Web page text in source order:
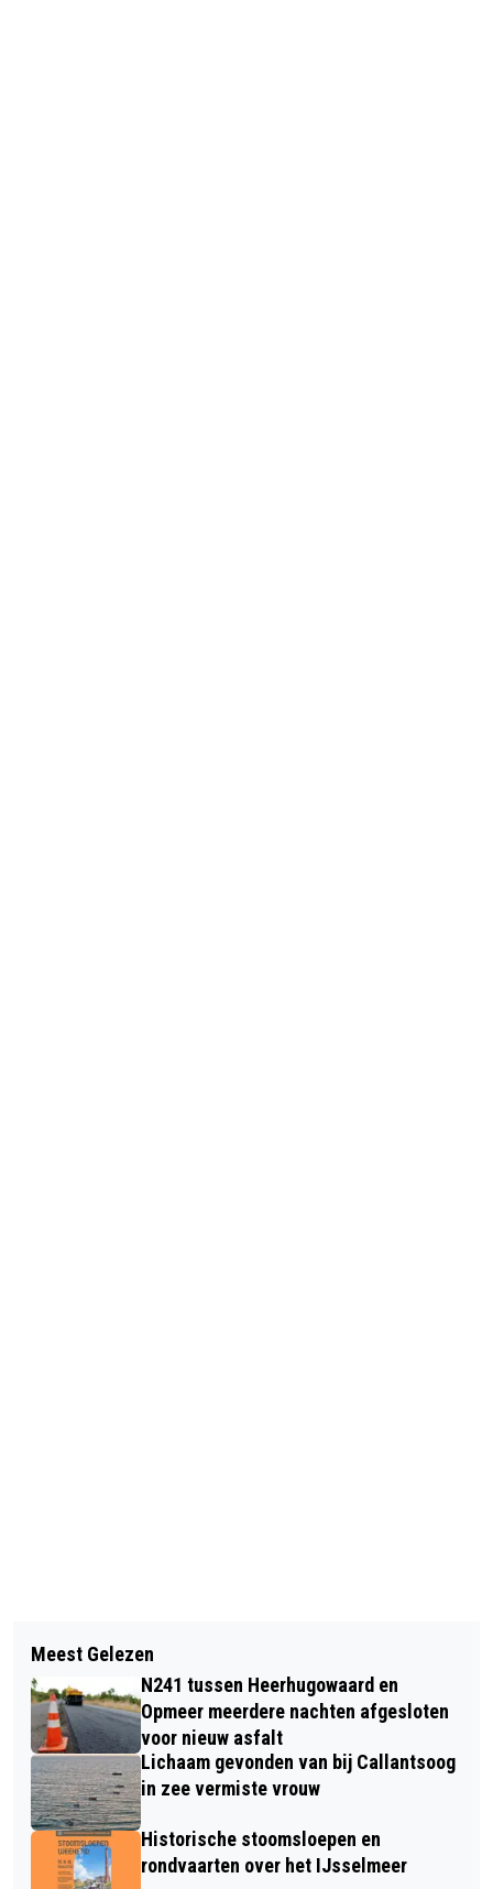
SPORTGALA ALKMAAR ZET LOKALE
SPORTHELDEN IN DE SPOTLIGHTS IN
PODIUM VICTORIE
WERKZAAMHEDEN ONDER
SPOORVIADUCT: N242 HELE DAG
AFGESLOTEN VOOR VERKEER
Meest Gelezen
N241 tussen Heerhugowaard en
Opmeer meerdere nachten afgesloten
voor nieuw asfalt
Lichaam gevonden van bij Callantsoog
in zee vermiste vrouw
Historische stoomsloepen en
rondvaarten over het IJsselmeer